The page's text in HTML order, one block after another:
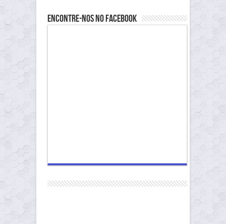
Encontre-nos no Facebook